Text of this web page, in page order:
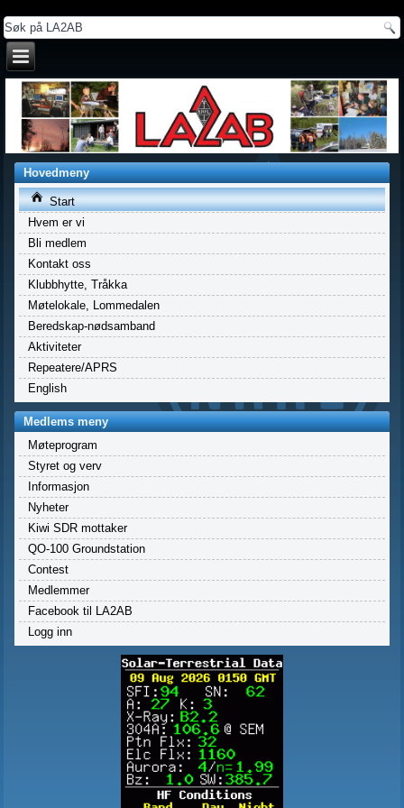
Hovedmeny
Start
Hvem er vi
Bli medlem
Kontakt oss
Klubbhytte, Tråkka
Møtelokale, Lommedalen
Beredskap-nødsamband
Aktiviteter
Repeatere/APRS
English
Medlems meny
Møteprogram
Styret og verv
Informasjon
Nyheter
Kiwi SDR mottaker
QO-100 Groundstation
Contest
Medlemmer
Facebook til LA2AB
Logg inn